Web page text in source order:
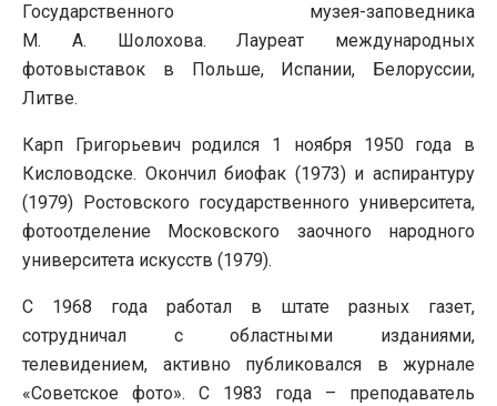
Государственного музея-заповедника
М. А. Шолохова. Лауреат международных
фотовыставок в Польше, Испании, Белоруссии,
Литве.
Карп Григорьевич родился 1 ноября 1950 года в
Кисловодске. Окончил биофак (1973) и аспирантуру
(1979) Ростовского государственного университета,
фотоотделение Московского заочного народного
университета искусств (1979).
С 1968 года работал в штате разных газет,
сотрудничал с областными изданиями,
телевидением, активно публиковался в журнале
«Советское фото». С 1983 года – преподаватель